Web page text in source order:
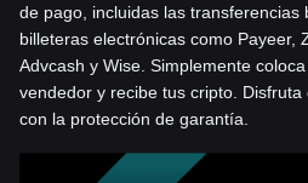
de pago, incluidas las transferencias
billeteras electrónicas como Payeer,
Advcash y Wise. Simplemente
vendedor y recibe tus cripto.
con la protección de garantía.